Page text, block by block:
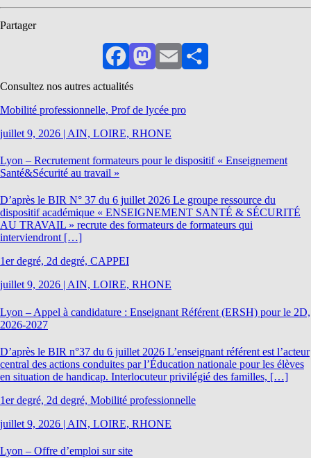
Partager
FacebookMastodon
EmailPartager
Consultez nos autres actualités
Mobilité professionnelle, Prof de lycée pro
juillet 9, 2026 | AIN, LOIRE, RHONE
Lyon – Recrutement formateurs pour le dispositif « Enseignement
Santé&Sécurité au travail »
D’après le BIR N° 37 du 6 juillet 2026 Le groupe ressource du
dispositif académique « ENSEIGNEMENT SANTÉ & SÉCURITÉ
AU TRAVAIL » recrute des formateurs de formateurs qui
interviendront […]
1er degré, 2d degré, CAPPEI
juillet 9, 2026 | AIN, LOIRE, RHONE
Lyon – Appel à candidature : Enseignant Référent (ERSH) pour le 2D,
2026-2027
D’après le BIR n°37 du 6 juillet 2026 L’enseignant référent est l’acteur
central des actions conduites par l’Éducation nationale pour les élèves
en situation de handicap. Interlocuteur privilégié des familles, […]
1er degré, 2d degré, Mobilité professionnelle
juillet 9, 2026 | AIN, LOIRE, RHONE
Lyon – Offre d’emploi sur site